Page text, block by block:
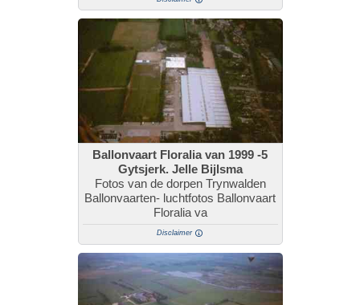
Ballonvaart Floralia van 1999 -5
Gytsjerk. Jelle Bijlsma
Fotos van de dorpen Trynwalden
Ballonvaarten- luchtfotos Ballonvaart
Floralia va
Disclaimer